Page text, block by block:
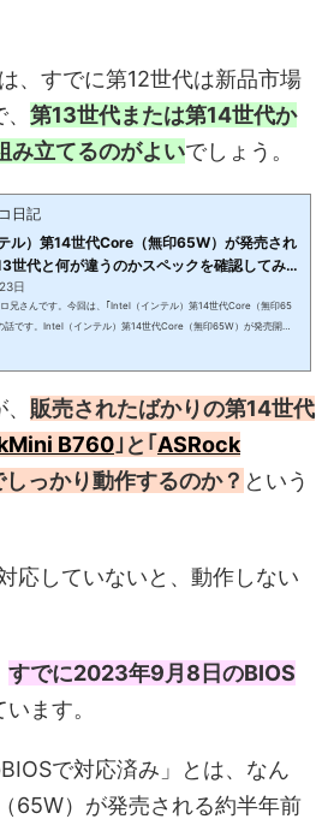
、すでに第12世代は新品市場
第13世代または第14世代か
み立てるのがよいでしょう。
日記
ル）第14世代Core（無印65W）が発売され
世代と何が違うのかスペックを確認してみた
日
兄さんです。今回は、｢Intel（インテル）第14世代Core（無印65
話です。Intel（インテル）第14世代Core（無印65W）が発売開
販売されたばかりの第14世代
B760 ｣と｢ ASRock
しっかり動作するのか？ という
応していないと、動作しない
すでに2023年9月8日のBIOS
ます。
で対応済み」とは、なん
65W）が発売される約半年前